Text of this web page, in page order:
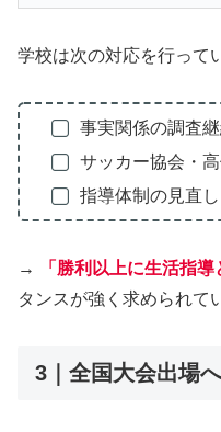
学校は次の対応を行って
事実関係の調査
サッカー協会・
指導体制の見直
→ 「勝利以上に生活指
タンスが強く求められて
3｜全国大会出場